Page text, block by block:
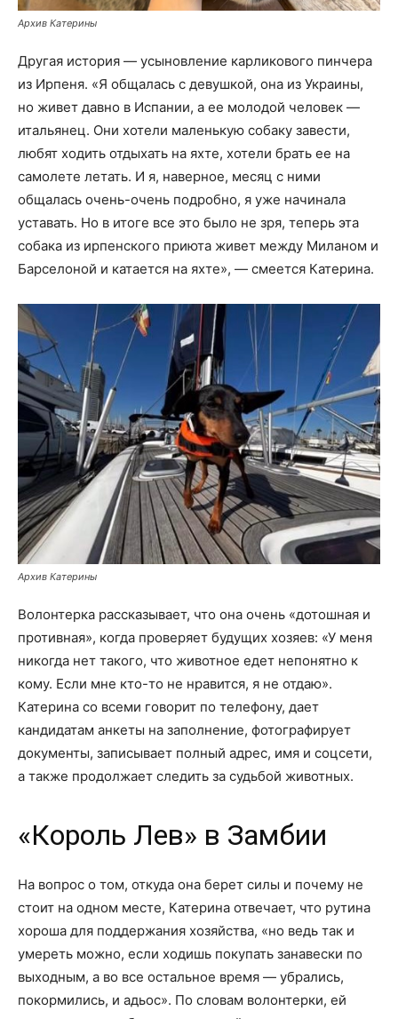
Архив Катерины
Другая история — усыновление карликового пинчера
из Ирпеня. «Я общалась с девушкой, она из Украины,
но живет давно в Испании, а ее молодой человек —
итальянец. Они хотели маленькую собаку завести,
любят ходить отдыхать на яхте, хотели брать ее на
самолете летать. И я, наверное, месяц с ними
общалась очень-очень подробно, я уже начинала
уставать. Но в итоге все это было не зря, теперь эта
собака из ирпенского приюта живет между Миланом и
Барселоной и катается на яхте», — смеется Катерина.
Архив Катерины
Волонтерка рассказывает, что она очень «дотошная и
противная», когда проверяет будущих хозяев: «У меня
никогда нет такого, что животное едет непонятно к
кому. Если мне кто-то не нравится, я не отдаю».
Катерина со всеми говорит по телефону, дает
кандидатам анкеты на заполнение, фотографирует
документы, записывает полный адрес, имя и соцсети,
а также продолжает следить за судьбой животных.
«Король Лев» в Замбии
На вопрос о том, откуда она берет силы и почему не
стоит на одном месте, Катерина отвечает, что рутина
хороша для поддержания хозяйства, «но ведь так и
умереть можно, если ходишь покупать занавески по
выходным, а во все остальное время — убрались,
покормились, и адьос». По словам волонтерки, ей